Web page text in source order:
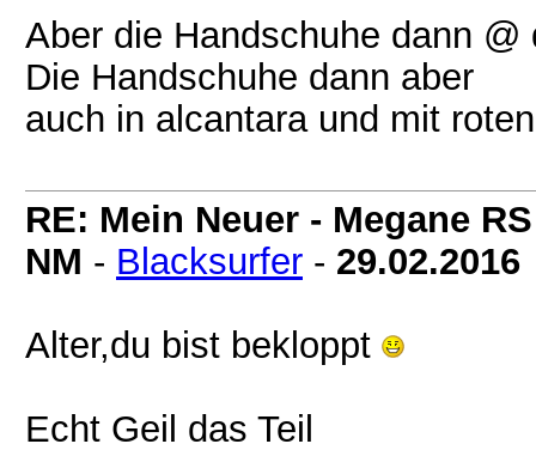
Aber die Handschuhe dann @
Die Handschuhe dann aber
auch in alcantara und mit
RE: Mein Neuer - Megane
NM - Blacksurfer - 29.02.2016
Alter,du bist bekloppt
Echt Geil das Teil